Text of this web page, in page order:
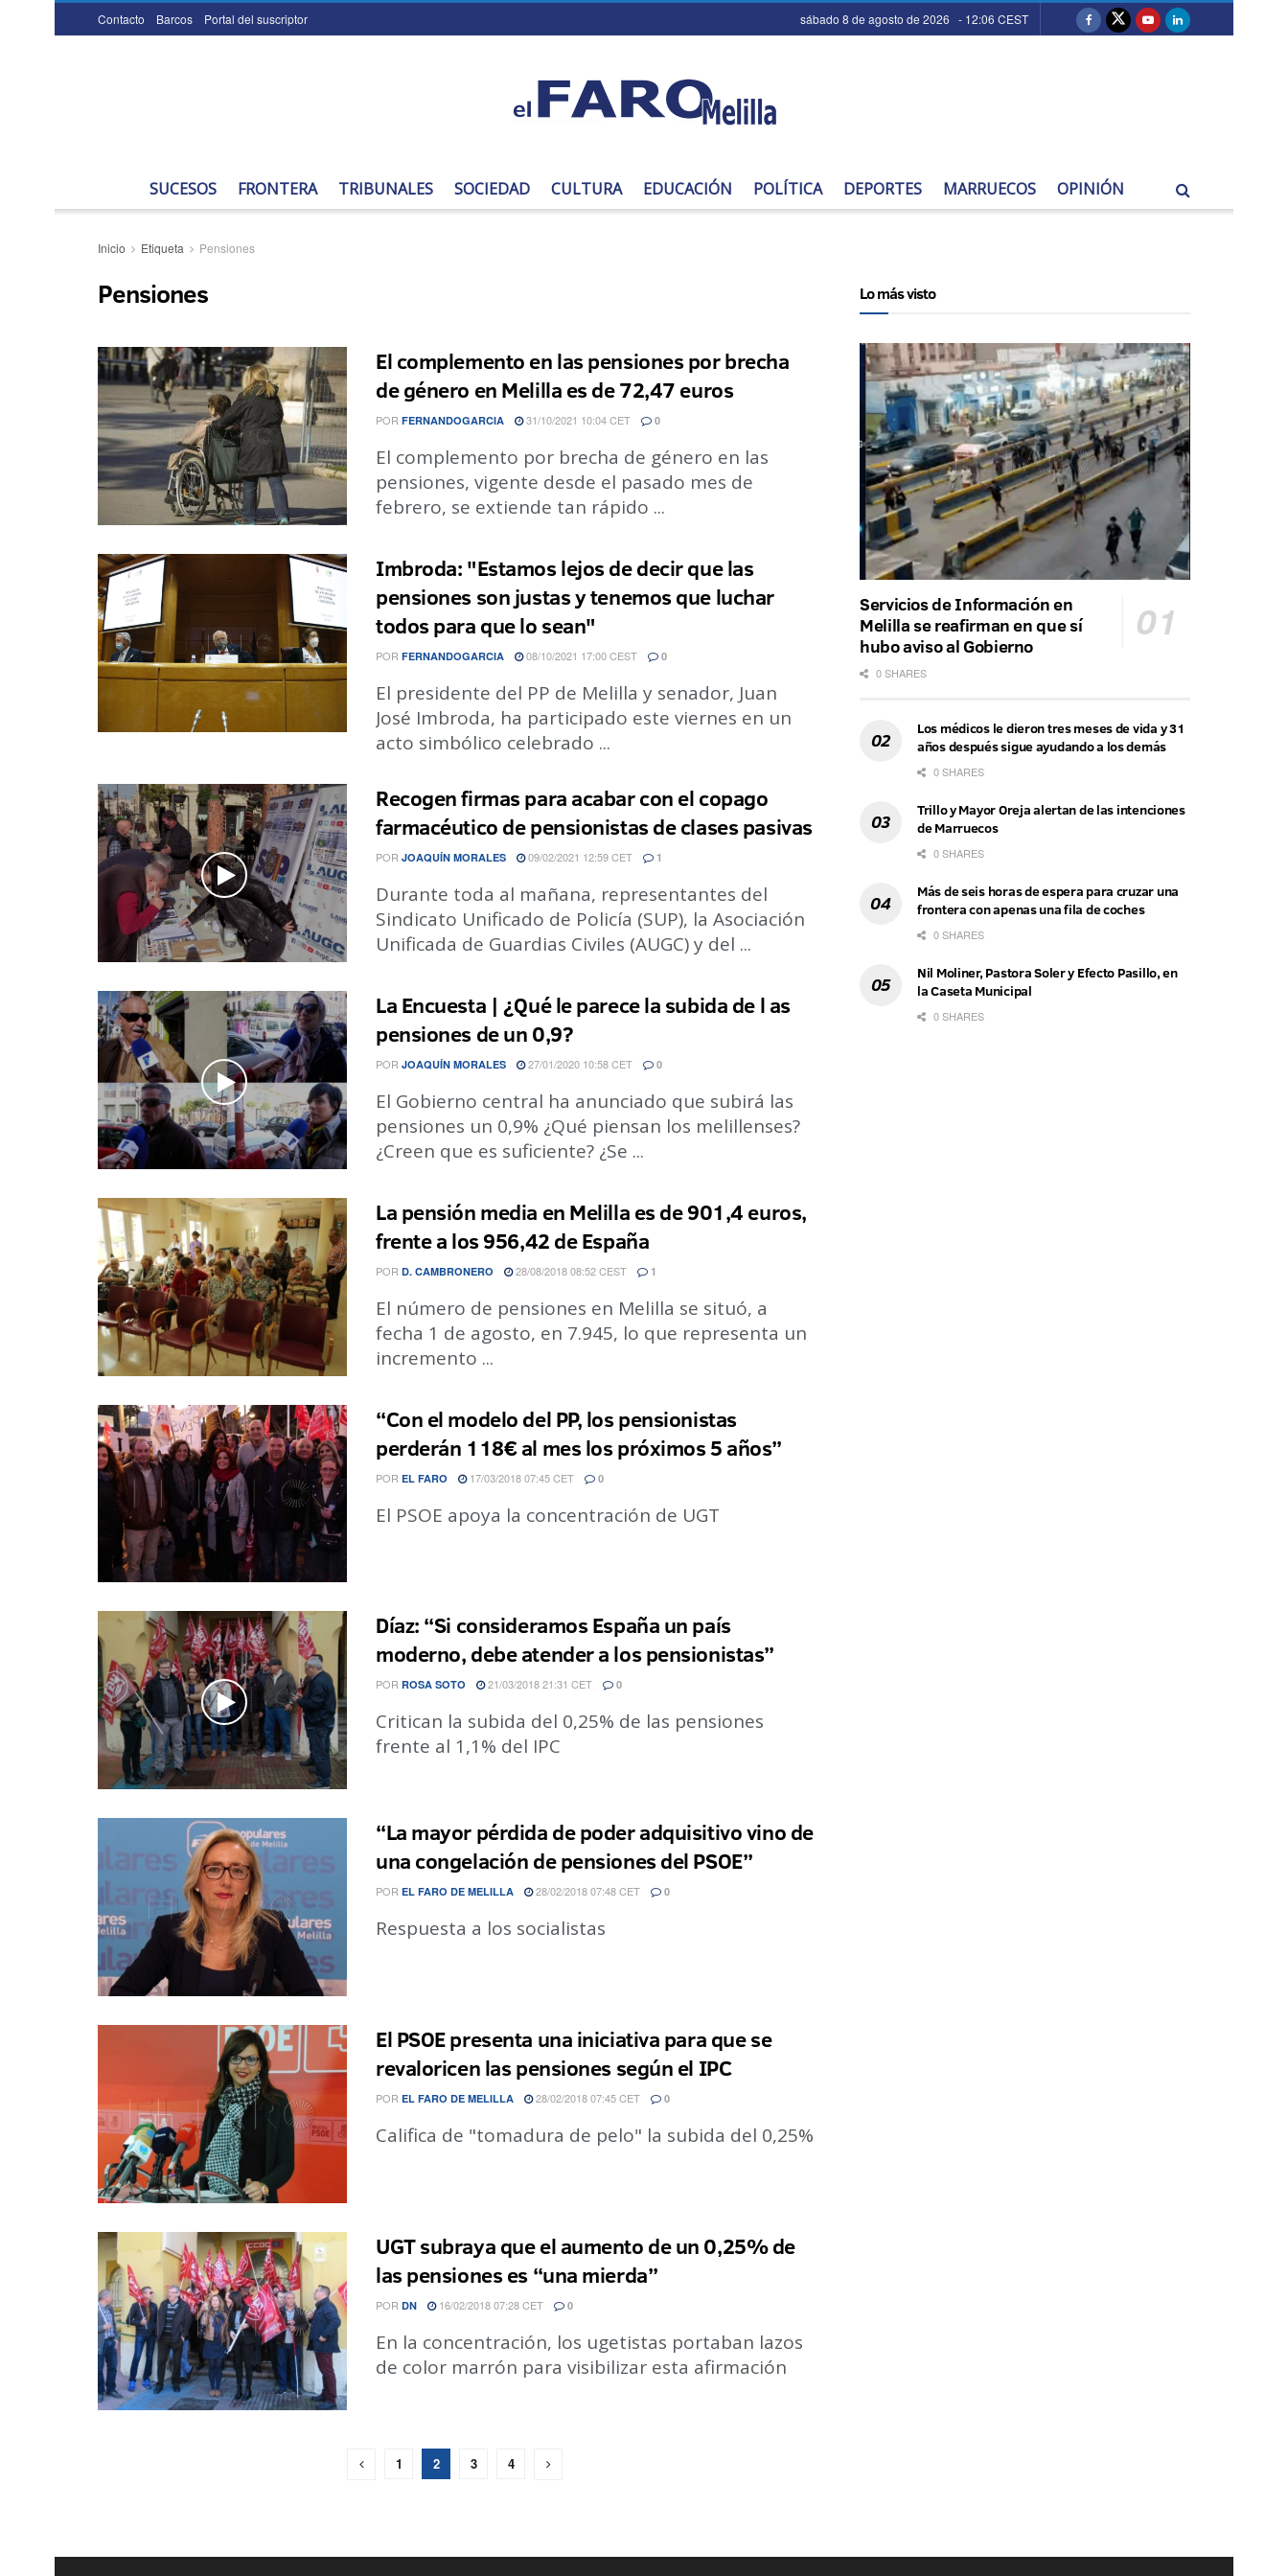
Contacto Barcos Portal del suscriptor sábado 8 de agosto de 2026 - 12:06 CEST
SUCESOS FRONTERA TRIBUNALES SOCIEDAD CULTURA EDUCACIÓN POLÍTICA DEPORTES MARRUECOS OPINIÓN
Inicio Etiqueta Pensiones
Pensiones
El complemento en las pensiones por brecha
de género en Melilla es de 72,47 euros
POR FERNANDOGARCIA 31/10/2021 10:04 CET 0
El complemento por brecha de género en las
pensiones, vigente desde el pasado mes de
febrero, se extiende tan rápido ...
Imbroda: "Estamos lejos de decir que las
pensiones son justas y tenemos que luchar
todos para que lo sean"
POR FERNANDOGARCIA 08/10/2021 17:00 CEST 0
El presidente del PP de Melilla y senador, Juan
José Imbroda, ha participado este viernes en un
acto simbólico celebrado ...
Recogen firmas para acabar con el copago
farmacéutico de pensionistas de clases pasivas
POR JOAQUÍN MORALES 09/02/2021 12:59 CET 1
Durante toda al mañana, representantes del
Sindicato Unificado de Policía (SUP), la Asociación
Unificada de Guardias Civiles (AUGC) y del ...
La Encuesta | ¿Qué le parece la subida de l as
pensiones de un 0,9?
POR JOAQUÍN MORALES 27/01/2020 10:58 CET 0
El Gobierno central ha anunciado que subirá las
pensiones un 0,9% ¿Qué piensan los melillenses?
¿Creen que es suficiente? ¿Se ...
La pensión media en Melilla es de 901,4 euros,
frente a los 956,42 de España
POR D. CAMBRONERO 28/08/2018 08:52 CEST 1
El número de pensiones en Melilla se situó, a
fecha 1 de agosto, en 7.945, lo que representa un
incremento ...
“Con el modelo del PP, los pensionistas
perderán 118€ al mes los próximos 5 años”
POR EL FARO 17/03/2018 07:45 CET 0
El PSOE apoya la concentración de UGT
Díaz: “Si consideramos España un país
moderno, debe atender a los pensionistas”
POR ROSA SOTO 21/03/2018 21:31 CET 0
Critican la subida del 0,25% de las pensiones
frente al 1,1% del IPC
“La mayor pérdida de poder adquisitivo vino de
una congelación de pensiones del PSOE”
POR EL FARO DE MELILLA 28/02/2018 07:48 CET 0
Respuesta a los socialistas
El PSOE presenta una iniciativa para que se
revaloricen las pensiones según el IPC
POR EL FARO DE MELILLA 28/02/2018 07:45 CET 0
Califica de "tomadura de pelo" la subida del 0,25%
UGT subraya que el aumento de un 0,25% de
las pensiones es “una mierda”
POR DN 16/02/2018 07:28 CET 0
En la concentración, los ugetistas portaban lazos
de color marrón para visibilizar esta afirmación
1 2 3 4
Lo más visto
Servicios de Información en
Melilla se reafirman en que sí
hubo aviso al Gobierno
0 SHARES
Los médicos le dieron tres meses de vida y 31
años después sigue ayudando a los demás
0 SHARES
Trillo y Mayor Oreja alertan de las intenciones
de Marruecos
0 SHARES
Más de seis horas de espera para cruzar una
frontera con apenas una fila de coches
0 SHARES
Nil Moliner, Pastora Soler y Efecto Pasillo, en
la Caseta Municipal
0 SHARES